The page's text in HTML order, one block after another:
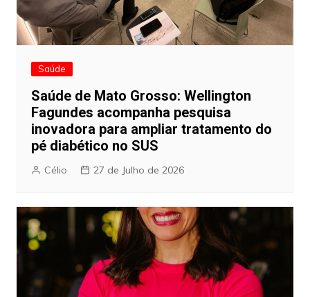
Saúde
Saúde de Mato Grosso: Wellington
Fagundes acompanha pesquisa
inovadora para ampliar tratamento do
pé diabético no SUS
Célio 27 de Julho de 2026